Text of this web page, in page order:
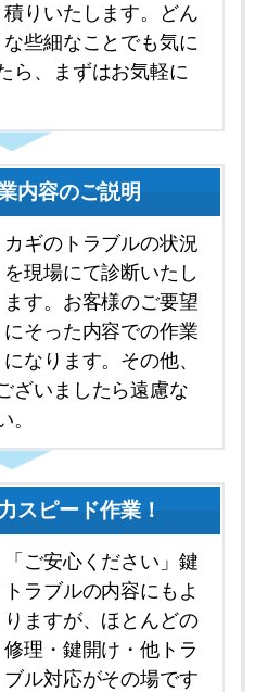
積りいたします。どん
な些細なことでも気に
ら、まずはお気軽に
内容のご説明
カギのトラブルの状況
を現場にて診断いたし
ます。お客様のご要望
にそった内容での作業
になります。その他、
ざいましたら遠慮な
。
スピード作業！
「ご安心ください」鍵
トラブルの内容にもよ
りますが、ほとんどの
修理・鍵開け・他トラ
ブル対応がその場です